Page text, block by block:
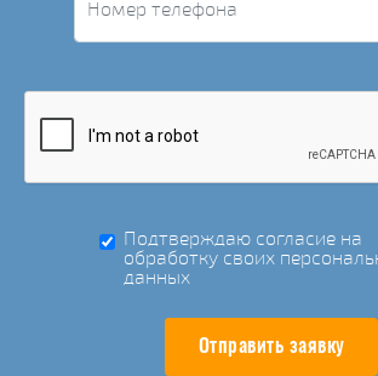
Подтверждаю согласие на
обработку своих
данных
Отправить заявку